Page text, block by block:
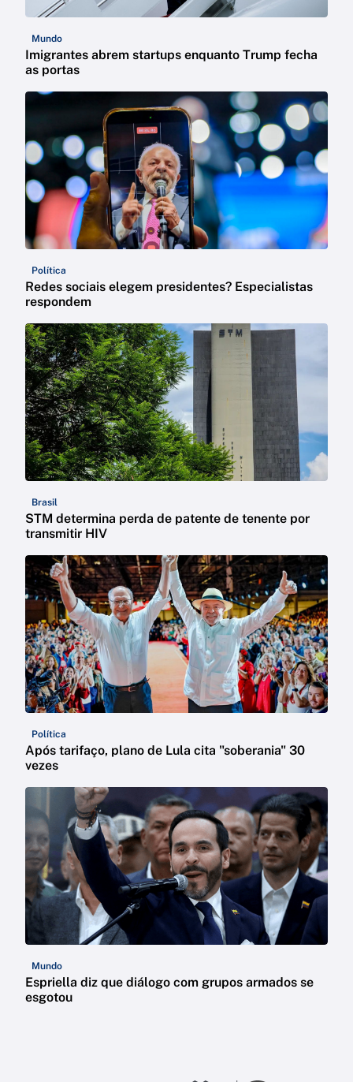
Mundo
Imigrantes abrem startups enquanto Trump fecha
as portas
Política
Redes sociais elegem presidentes? Especialistas
respondem
Brasil
STM determina perda de patente de tenente por
transmitir HIV
Política
Após tarifaço, plano de Lula cita "soberania" 30
vezes
Mundo
Espriella diz que diálogo com grupos armados se
esgotou